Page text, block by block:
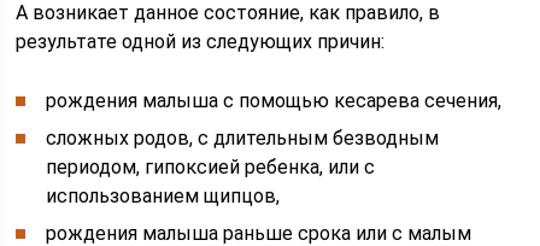
А возникает данное состояние, как правило, в
результате одной из следующих причин:
рождения малыша с помощью кесарева сечения,
сложных родов, с длительным безводным
периодом, гипоксией ребенка, или с
использованием щипцов,
рождения малыша раньше срока или с малым